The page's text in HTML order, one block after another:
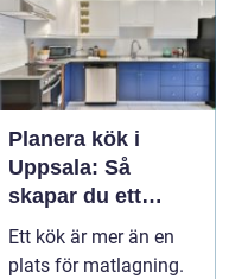
Planera kök i
Uppsala: Så
skapar du ett
funktionellt och
hållbart kök
Ett kök är mer än en
plats för matlagning.